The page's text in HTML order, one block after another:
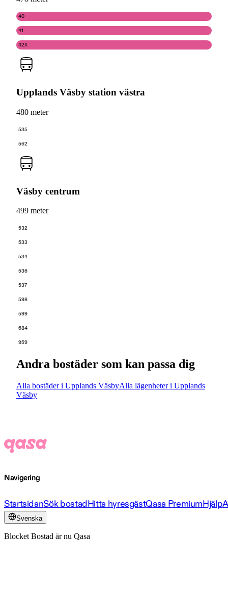
40
41
42X
Upplands Väsby station västra
480 meter
535
562
Väsby centrum
499 meter
532
533
534
536
537
598
599
684
959
Andra bostäder som kan passa dig
Alla bostäder i Upplands VäsbyAlla lägenheter i Upplands
Väsby
Navigering
StartsidanSök bostadHitta hyresgästQasa PremiumHjälp
Svenska
Blocket Bostad är nu Qasa